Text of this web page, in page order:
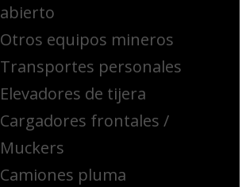
abierto
Otros equipos mineros
Transportes personales
Elevadores de tijera
Cargadores frontales /
Muckers
Camiones pluma